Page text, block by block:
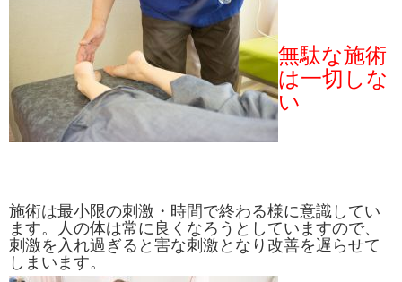
無駄な施術
は一切しな
い
施術は最小限の刺激・時間で終わる様に意識してい
ます。人の体は常に良くなろうとしていますので、
刺激を入れ過ぎると害な刺激となり改善を遅らせて
しまいます。